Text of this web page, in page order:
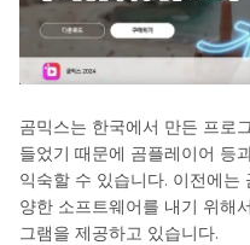
곰믹스는 한국에서 만든 프로
들었기 때문에 곰플레이어 등
익숙할 수 있습니다. 이전에는
양한 소프트웨어를 내기 위해
그램을 제공하고 있습니다.